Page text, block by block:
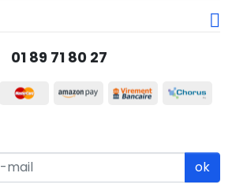
01 89 71 80 27
ok